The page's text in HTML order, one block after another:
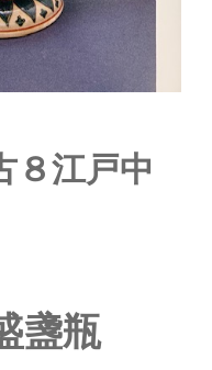
江戸中
盞瓶